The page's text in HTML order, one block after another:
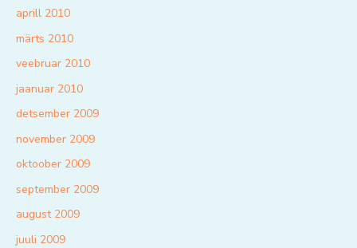
aprill 2010
märts 2010
veebruar 2010
jaanuar 2010
detsember 2009
november 2009
oktoober 2009
september 2009
august 2009
juuli 2009